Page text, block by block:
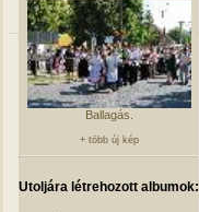
Ballagás.
+ több új kép
Utoljára létrehozott albumok: